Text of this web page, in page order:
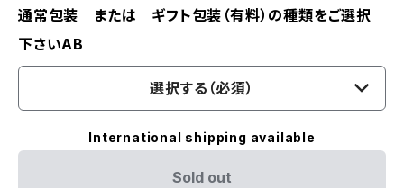
通常包装 または ギフト包装（有料）の種類をご選択
下さいAB
選択する（必須）
International shipping available
Sold out